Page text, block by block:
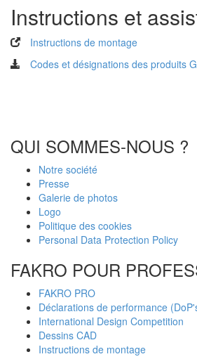
Instructions et
Instructions de montage
Codes et désignations des produits
QUI SOMMES-NOUS ?
Notre société
Presse
Galerie de photos
Logo
Politique des cookies
Personal Data Protection Policy
FAKRO POUR
FAKRO PRO
Déclarations de performance
International Design Competition
Dessins CAD
Instructions de montage